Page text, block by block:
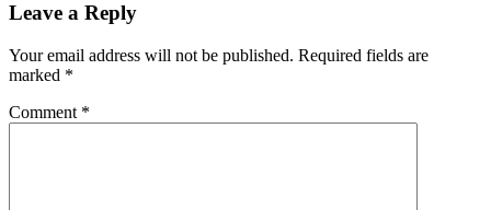
Leave a Reply
Your email address will not be published. Required fields are
marked *
Comment *